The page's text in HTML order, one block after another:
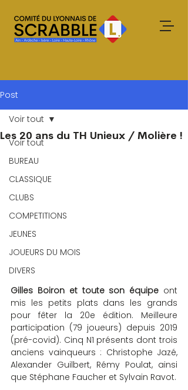
Post
Voir tout
BUREAU
CLASSIQUE
CLUBS
COMPETITIONS
JEUNES
JOUEURS DU MOIS
DIVERS
Voir tout
Les 20 ans du TH Unieux / Molière !
Gilles Boiron et toute son équipe ont
mis les petits plats dans les grands
pour fêter la 20e édition. Meilleure
participation (79 joueurs) depuis 2019
(pré-covid). Cinq N1 présents dont trois
anciens vainqueurs : Christophe Jazé,
Alexander Guilbert, Rémy Poulat, ainsi
que Stéphane Faucher et Sylvain Ravot.